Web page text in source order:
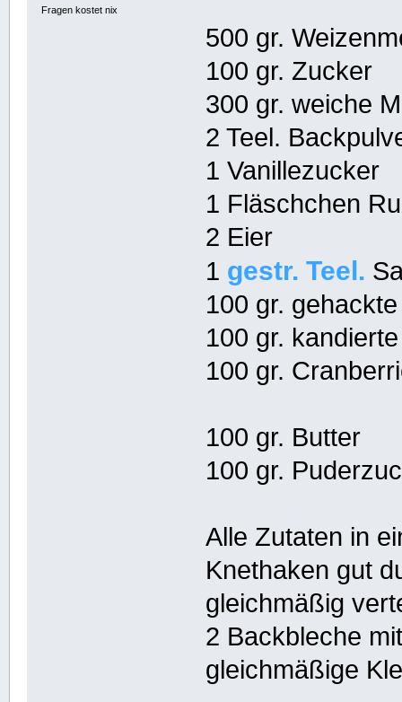
Fragen kostet nix
500 gr.
100 gr. Zucker
300 gr. weiche
2 Teel.
1 Vanillezucker
1 Fläschchen
2 Eier
1 gestr. Teel.
100 gr.
100 gr.
100 gr.
100 gr. Butter
100 gr.
Alle Zutaten in
Knethaken gut
gleichmäßig
2 Backbleche
gleichmäßige